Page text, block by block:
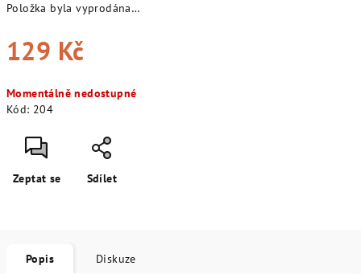
Položka byla vyprodána…
129 Kč
cena:
Momentálně nedostupné
Kód: 204
Zeptat se Sdílet
Popis Diskuze